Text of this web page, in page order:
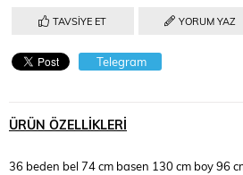
TAVSIYE ET YORUM YAZ
Telegram
ÜRÜN ÖZELLIKLERI
36 beden bel 74 cm basen 130 cm boy 96